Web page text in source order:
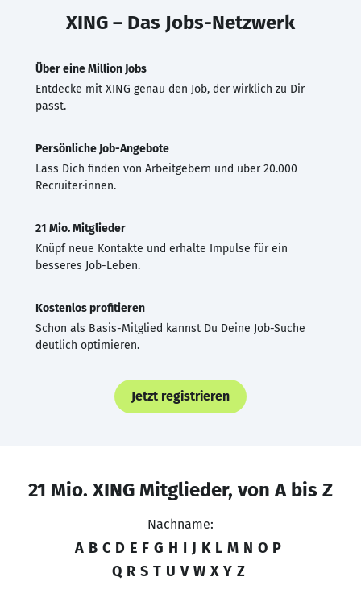
XING – Das Jobs-Netzwerk
Über eine Million Jobs
Entdecke mit XING genau den Job, der wirklich zu Dir
passt.
Persönliche Job-Angebote
Lass Dich finden von Arbeitgebern und über 20.000
Recruiter·innen.
21 Mio. Mitglieder
Knüpf neue Kontakte und erhalte Impulse für ein
besseres Job-Leben.
Kostenlos profitieren
Schon als Basis-Mitglied kannst Du Deine Job-Suche
deutlich optimieren.
Jetzt registrieren
21 Mio. XING Mitglieder, von A bis Z
Nachname:
A B C D E F G H I J K L M N O P
Q R S T U V W X Y Z